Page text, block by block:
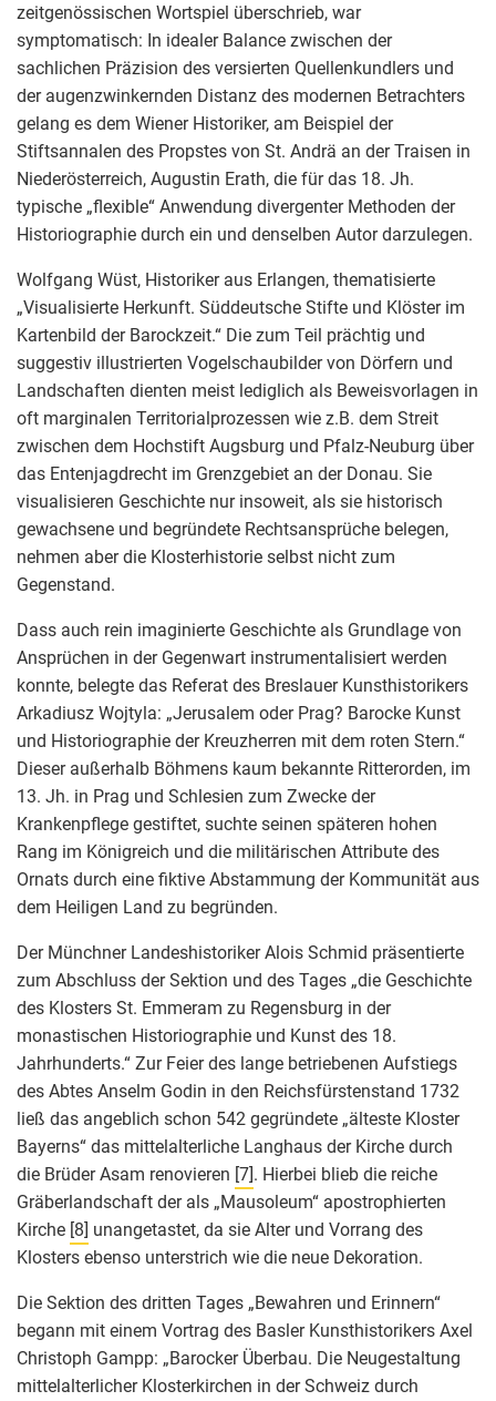
zeitgenössischen Wortspiel überschrieb, war
symptomatisch: In idealer Balance zwischen der
sachlichen Präzision des versierten Quellenkundlers und
der augenzwinkernden Distanz des modernen Betrachters
gelang es dem Wiener Historiker, am Beispiel der
Stiftsannalen des Propstes von St. Andrä an der Traisen in
Niederösterreich, Augustin Erath, die für das 18. Jh.
typische „flexible“ Anwendung divergenter Methoden der
Historiographie durch ein und denselben Autor darzulegen.
Wolfgang Wüst, Historiker aus Erlangen, thematisierte
„Visualisierte Herkunft. Süddeutsche Stifte und Klöster im
Kartenbild der Barockzeit.“ Die zum Teil prächtig und
suggestiv illustrierten Vogelschaubilder von Dörfern und
Landschaften dienten meist lediglich als Beweisvorlagen in
oft marginalen Territorialprozessen wie z.B. dem Streit
zwischen dem Hochstift Augsburg und Pfalz-Neuburg über
das Entenjagdrecht im Grenzgebiet an der Donau. Sie
visualisieren Geschichte nur insoweit, als sie historisch
gewachsene und begründete Rechtsansprüche belegen,
nehmen aber die Klosterhistorie selbst nicht zum
Gegenstand.
Dass auch rein imaginierte Geschichte als Grundlage von
Ansprüchen in der Gegenwart instrumentalisiert werden
konnte, belegte das Referat des Breslauer Kunsthistorikers
Arkadiusz Wojtyla: „Jerusalem oder Prag? Barocke Kunst
und Historiographie der Kreuzherren mit dem roten Stern.“
Dieser außerhalb Böhmens kaum bekannte Ritterorden, im
13. Jh. in Prag und Schlesien zum Zwecke der
Krankenpflege gestiftet, suchte seinen späteren hohen
Rang im Königreich und die militärischen Attribute des
Ornats durch eine fiktive Abstammung der Kommunität aus
dem Heiligen Land zu begründen.
Der Münchner Landeshistoriker Alois Schmid präsentierte
zum Abschluss der Sektion und des Tages „die Geschichte
des Klosters St. Emmeram zu Regensburg in der
monastischen Historiographie und Kunst des 18.
Jahrhunderts.“ Zur Feier des lange betriebenen Aufstiegs
des Abtes Anselm Godin in den Reichsfürstenstand 1732
ließ das angeblich schon 542 gegründete „älteste Kloster
Bayerns“ das mittelalterliche Langhaus der Kirche durch
die Brüder Asam renovieren [7]. Hierbei blieb die reiche
Gräberlandschaft der als „Mausoleum“ apostrophierten
Kirche [8] unangetastet, da sie Alter und Vorrang des
Klosters ebenso unterstrich wie die neue Dekoration.
Die Sektion des dritten Tages „Bewahren und Erinnern“
begann mit einem Vortrag des Basler Kunsthistorikers Axel
Christoph Gampp: „Barocker Überbau. Die Neugestaltung
mittelalterlicher Klosterkirchen in der Schweiz durch